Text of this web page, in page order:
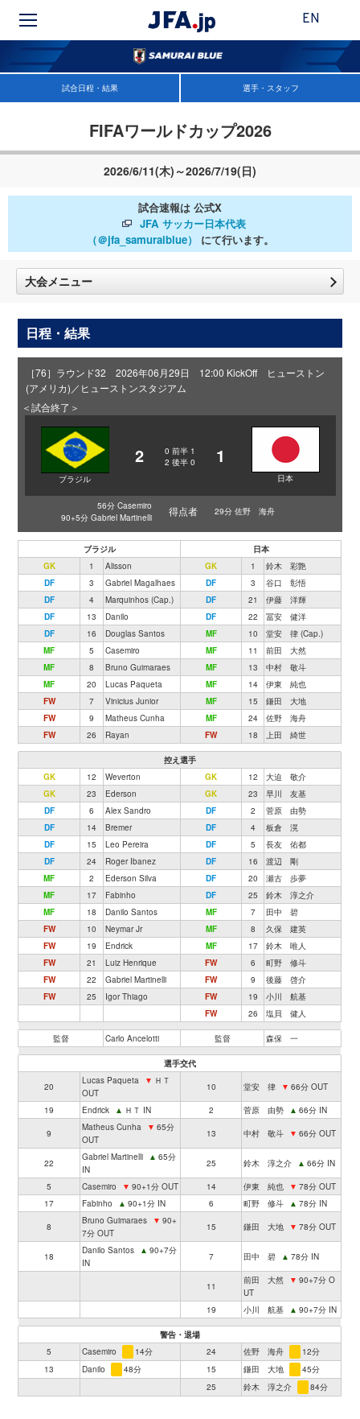
EN
試合日程・結果 選手・スタッフ
FIFAワールドカップ2026
2026/6/11(木)～2026/7/19(日)
試合速報は 公式X
JFA サッカー日本代表
（＠jfa_samuraiblue）
にて行います。
大会メニュー
日程・結果
［76］ラウンド32 2026年06月29日 12:00 KickOff ヒューストン
(アメリカ)／ヒューストンスタジアム
＜試合終了＞
ブラジル
2 0 前半 1
2 後半 0 1
日本
56分 Casemiro
90+5分 Gabriel Martinelli
得点者 29分 佐野 海舟
ブラジル
日本
GK
1 Alisson GK 1
鈴木 彩艶
DF
3 Gabriel Magalhaes DF 3
谷口 彰悟
DF
4 Marquinhos (Cap.) DF 21
伊藤 洋輝
DF
13 Danilo DF 22
冨安 健洋
DF
16 Douglas Santos MF 10
堂安 律 (Cap.)
MF
5 Casemiro MF 11
前田 大然
MF
8 Bruno Guimaraes MF 13
中村 敬斗
MF
20 Lucas Paqueta MF 14
伊東 純也
FW
7 Vinicius Junior MF 15
鎌田 大地
FW
9 Matheus Cunha MF 24
佐野 海舟
FW
26 Rayan FW 18 上田 綺世
控え選手
GK
12 Weverton GK 12
大迫 敬介
GK
23 Ederson GK 23
早川 友基
DF
6 Alex Sandro DF 2
菅原 由勢
DF
14 Bremer DF 4
板倉 滉
DF
15 Leo Pereira DF 5
長友 佑都
DF
24 Roger Ibanez DF 16
渡辺 剛
MF
2 Ederson Silva DF 20
瀬古 歩夢
MF
17 Fabinho DF 25
鈴木 淳之介
MF
18 Danilo Santos MF 7
田中 碧
FW
10 Neymar Jr MF 8
久保 建英
FW
19 Endrick MF 17
鈴木 唯人
FW
21 Luiz Henrique FW 6
町野 修斗
FW
22 Gabriel Martinelli FW 9
後藤 啓介
FW
25 Igor Thiago FW 19
小川 航基
FW
26 塩貝 健人
監督 Carlo Ancelotti 監督 森保 一
選手交代
20
Lucas Paqueta ▼ ＨＴ
OUT
10 堂安 律 ▼ 66分 OUT
19 Endrick ▲ ＨＴ IN 2 菅原 由勢 ▲ 66分 IN
9
Matheus Cunha ▼ 65分
OUT
13 中村 敬斗 ▼ 66分 OUT
22
Gabriel Martinelli ▲ 65分
IN
25 鈴木 淳之介 ▲ 66分 IN
5 Casemiro ▼ 90+1分 OUT 14 伊東 純也 ▼ 78分 OUT
17
Fabinho ▲ 90+1分 IN 6 町野 修斗 ▲ 78分 IN
8
Bruno Guimaraes ▼ 90+
7分 OUT
15 鎌田 大地 ▼ 78分 OUT
18
Danilo Santos ▲ 90+7分
IN
7 田中 碧 ▲ 78分 IN
11
前田 大然 ▼ 90+7分 O
UT
19
小川 航基 ▲ 90+7分 IN
警告・退場
5
Casemiro 14分 24 佐野 海舟
12分
13
Danilo 48分 15 鎌田 大地
45分
25
鈴木 淳之介 84分